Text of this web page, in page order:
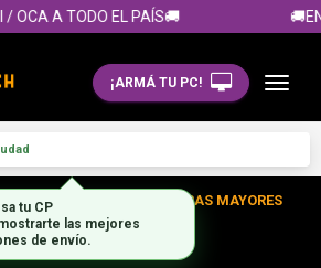
OCA A TODO EL PAÍS🚚
¡ARMÁ TU PC!
DE CABA EN TUS COMPRAS MAYORES
A $300.000
tu CP
las mejores
de envío.